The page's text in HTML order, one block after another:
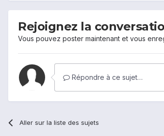
Rejoignez la
Vous pouvez poster maintenant et vous
Répondre à ce sujet…
Aller sur la liste des sujets